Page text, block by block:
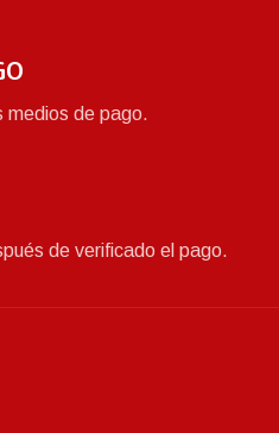
medios de pago.
de verificado el pago.